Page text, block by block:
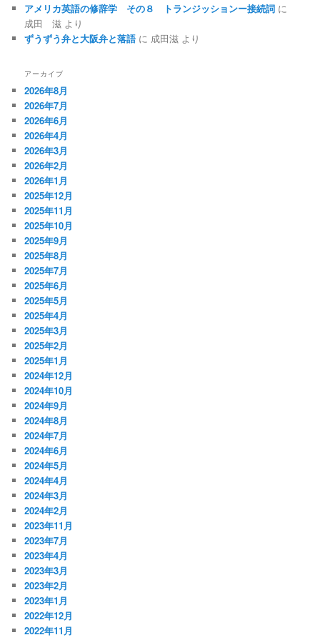
アメリカ英語の修辞学 その８ トランジッションー接続詞 に
成田 滋 より
ずうずう弁と大阪弁と落語に 成田滋 より
アーカイブ
2026年8月
2026年7月
2026年6月
2026年4月
2026年3月
2026年2月
2026年1月
2025年12月
2025年11月
2025年10月
2025年9月
2025年8月
2025年7月
2025年6月
2025年5月
2025年4月
2025年3月
2025年2月
2025年1月
2024年12月
2024年10月
2024年9月
2024年8月
2024年7月
2024年6月
2024年5月
2024年4月
2024年3月
2024年2月
2023年11月
2023年7月
2023年4月
2023年3月
2023年2月
2023年1月
2022年12月
2022年11月